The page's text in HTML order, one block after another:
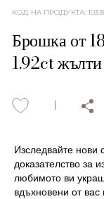
КОД НА ПРОДУКТА:
Брошка от
1.92ct
Изследвайте нови
доказателство за
любимото ви
вдъхновени от